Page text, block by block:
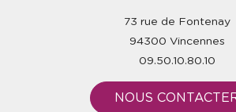
73 rue de Fontenay
94300 Vincennes
09.50.10.80.10
NOUS